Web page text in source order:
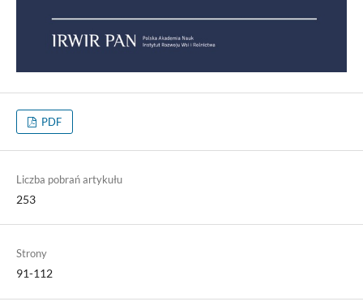
PDF
Liczba pobrań artykułu
253
Strony
91-112